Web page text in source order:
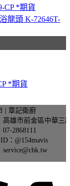
*期貨
| 章記衛廚
高雄市前金區中華三
2868111
：@154mavis
service@cbk.tw